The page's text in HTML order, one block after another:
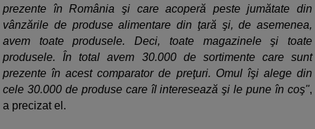
prezente în România şi care acoperă peste jumătate din
vânzările de produse alimentare din ţară şi, de asemenea,
avem toate produsele. Deci, toate magazinele şi toate
produsele. În total avem 30.000 de sortimente care sunt
prezente în acest comparator de preţuri. Omul îşi alege din
cele 30.000 de produse care îl interesează şi le pune în coş",
a precizat el.